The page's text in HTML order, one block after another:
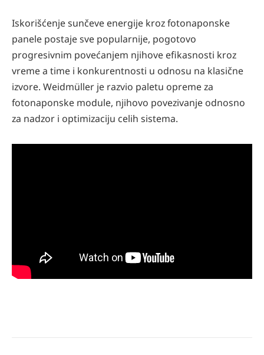
Iskorišćenje sunčeve energije kroz fotonaponske
panele postaje sve popularnije, pogotovo
progresivnim povećanjem njihove efikasnosti kroz
vreme a time i konkurentnosti u odnosu na klasične
izvore. Weidmüller je razvio paletu opreme za
fotonaponske module, njihovo povezivanje odnosno
za nadzor i optimizaciju celih sistema.